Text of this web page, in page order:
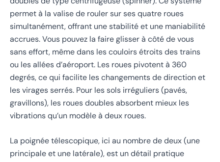
permet à la valise de rouler sur ses quatre roues
simultanément, offrant une stabilité et une maniabilité
accrues. Vous pouvez la faire glisser à côté de vous
sans effort, même dans les couloirs étroits des trains
ou les allées d’aéroport. Les roues pivotent à 360
degrés, ce qui facilite les changements de direction et
les virages serrés. Pour les sols irréguliers (pavés,
gravillons), les roues doubles absorbent mieux les
vibrations qu’un modèle à deux roues.
La poignée télescopique, ici au nombre de deux (une
principale et une latérale), est un détail pratique